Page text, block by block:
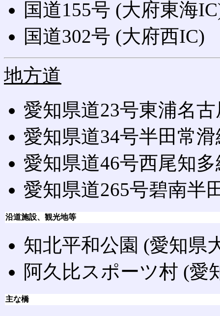
国道155号 (大府東海
国道302号 (大府西IC)
地方道
愛知県道23号東浦名
愛知県道34号半田常
愛知県道46号西尾知
愛知県道265号碧南半
沿道施設、観光地等
知北平和公園 (愛知県
阿久比スポーツ村 (愛
主な橋